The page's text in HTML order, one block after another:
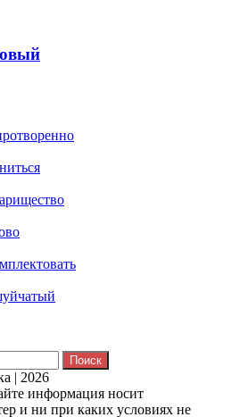
| 2026
информация носит
и ни при каких условиях не